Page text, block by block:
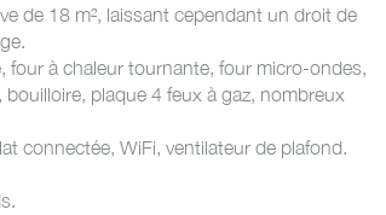
de 18 m², laissant cependant un droit de
four à chaleur tournante, four micro-ondes,
plaque 4 feux à gaz, nombreux
connectée, WiFi, ventilateur de plafond.